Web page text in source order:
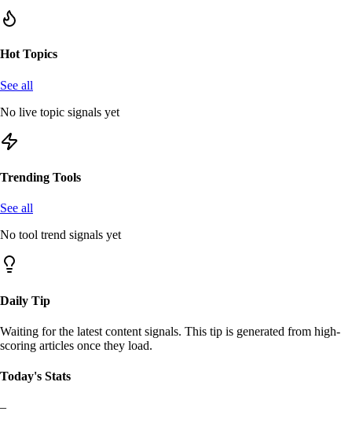
Hot Topics
See all
No live topic signals yet
Trending Tools
See all
No tool trend signals yet
Daily Tip
Waiting for the latest content signals. This tip is generated from high-
scoring articles once they load.
Today's Stats
–